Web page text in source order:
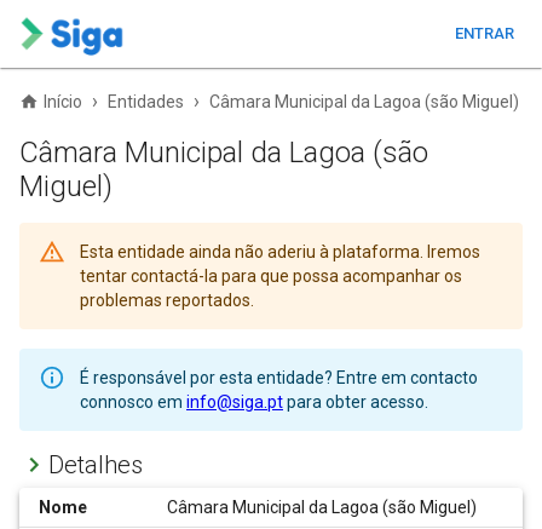
ENTRAR
Início › Entidades › Câmara Municipal da Lagoa (são Miguel)
Câmara Municipal da Lagoa (são
Miguel)
Esta entidade ainda não aderiu à plataforma. Iremos
tentar contactá-la para que possa acompanhar os
problemas reportados.
É responsável por esta entidade? Entre em contacto
connosco em info@siga.ptpara obter acesso.
Detalhes
Nome Câmara Municipal da Lagoa (são Miguel)